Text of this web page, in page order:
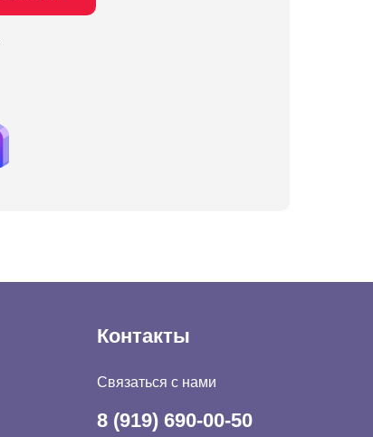
Контакты
Связаться с нами
8 (919) 690-00-50